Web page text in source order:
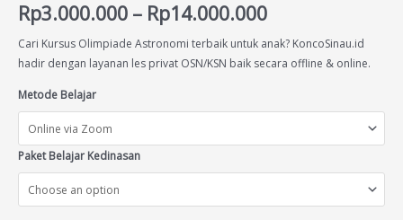
out of 5
based on
customer
ratings
Rp3.000.000 – Rp14.000.000
Cari Kursus Olimpiade Astronomi terbaik untuk anak? KoncoSinau.id
hadir dengan layanan les privat OSN/KSN baik secara offline & online.
Metode Belajar
Paket Belajar Kedinasan